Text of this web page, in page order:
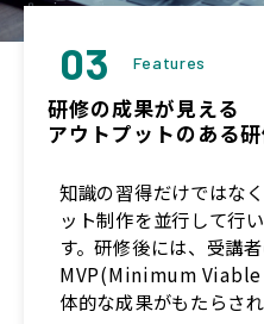
03 Features
研修の成果が見える
アウトプットのある
知識の習得だけではな
ット制作を並行して行
す。研修後には、受講
MVP(Minimum
体的な成果がもたらされ